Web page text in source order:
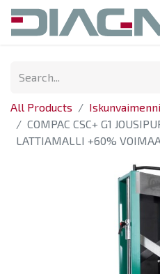
All Products
COMPAC CSC+ G1
LATTIAMALLI +60%